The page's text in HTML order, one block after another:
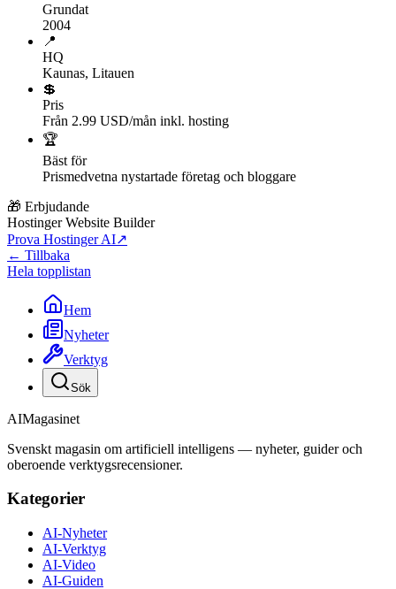
Grundat
2004
📍
HQ
Kaunas, Litauen
💲
Pris
Från 2.99 USD/mån inkl. hosting
🏆
Bäst för
Prismedvetna nystartade företag och bloggare
🎁 Erbjudande
Hostinger Website Builder
Prova Hostinger AI↗
← Tillbaka
Hela topplistan
Hem
Nyheter
Verktyg
Sök
AIMagasinet
Svenskt magasin om artificiell intelligens — nyheter, guider och
oberoende verktygsrecensioner.
Kategorier
AI-Nyheter
AI-Verktyg
AI-Video
AI-Guiden